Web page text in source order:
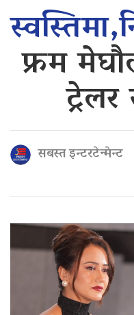
फ्रम
सबस्त इन्टरटेन्मेन्ट